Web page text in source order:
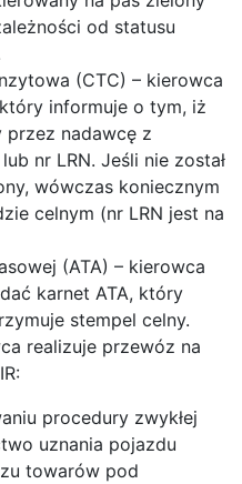
od statusu
(CTC) – kierowca
informuje o tym, iż
przez nadawcę z
nr LRN. Jeśli nie został
wówczas koniecznym
celnym (nr LRN jest na
(ATA) – kierowca
karnet ATA, który
stempel celny.
realizuje przewóz na
procedury zwykłej
uznania pojazdu
towarów pod